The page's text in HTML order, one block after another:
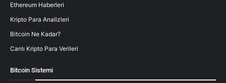
Ethereum Haberleri
Kripto Para Analizleri
Bitcoin Ne Kadar?
Canlı Kripto Para Verileri
Bitcoin Sistemi